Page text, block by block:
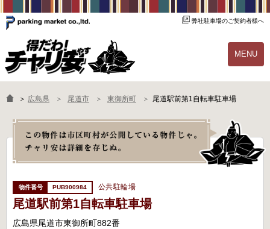
弊社駐車場のご契約者様へ
MENU
物件一覧 ご契約の流れ
よくあるご質問 駐輪場オーナー様へ
＞ 広島県 尾道市 東御所町 尾道駅前第1自転車駐車場
PUB900984 公共駐輪場
尾道駅前第1自転車駐車場
広島県尾道市東御所町882番